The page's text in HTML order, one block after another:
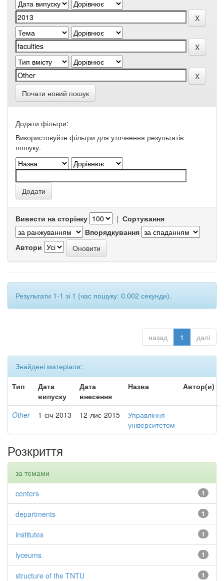
Почати новий пошук
Додати фільтри:
Використовуйте фільтри для уточнення результатів
пошуку.
Вивести на сторінку | Сортування
Впорядкування
Автори
Результати 1-1 зі 1 (час пошуку: 0.002 секунди).
назад 1 далі
Знайдені матеріали:
Тип
Дата
випуску
Дата
внесення
Назва Автор(и)
Other 1-січ-2013 12-лис-2015
Управління
університетом
-
Розкриття
за темами
1
centers
1
departments
1
institutes
1
lyceums
1
structure of the TNTU